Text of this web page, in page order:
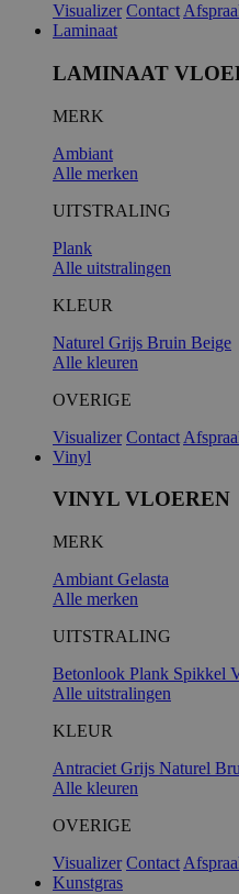
Visualizer Contact
Laminaat
LAMINAAT
MERK
Ambiant
Alle merken
UITSTRALING
Plank
Alle uitstralingen
KLEUR
Naturel Grijs Bruin Beige
Alle kleuren
OVERIGE
Visualizer Contact
Vinyl
VINYL VLOEREN
MERK
Ambiant Gelasta
Alle merken
UITSTRALING
Betonlook Plank Spikkel
Alle uitstralingen
KLEUR
Antraciet Grijs Naturel
Alle kleuren
OVERIGE
Visualizer Contact
Kunstgras